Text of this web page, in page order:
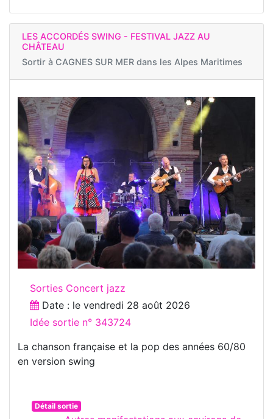
LES ACCORDÉS SWING - FESTIVAL JAZZ AU
CHÂTEAU
Sortir à CAGNES SUR MER dans les Alpes Maritimes
Sorties Concert jazz
Date : le vendredi 28 août 2026
Idée sortie n° 343724
La chanson française et la pop des années 60/80
en version swing
Détail sortie